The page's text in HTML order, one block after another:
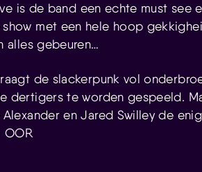
is de band een echte must
met een hele hoop
alles gebeuren…
de slackerpunk vol
dertigers te worden gespeeld.
en Jared Swilley de
OOR